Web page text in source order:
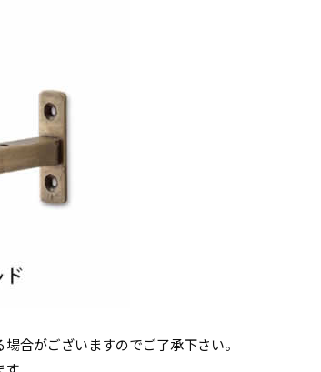
合がございますのでご了承下さい。